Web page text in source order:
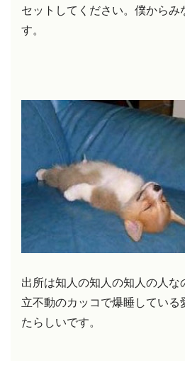
セットしてください。僕からみ
す。
出所は知人の知人の知人の人な
立不動のカッコで爆睡している
たらしいです。